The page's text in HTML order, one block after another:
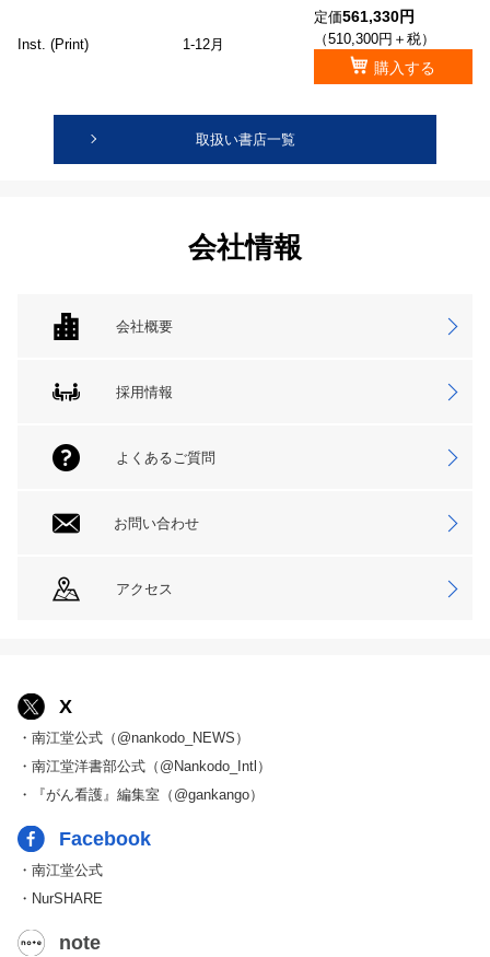
Inst. (Print) 1-12月
定価561,330円
（510,300円＋税）
購入する
取扱い書店一覧
会社情報
会社概要
採用情報
よくあるご質問
お問い合わせ
アクセス
X
・南江堂公式（@nankodo_NEWS）
・南江堂洋書部公式（@Nankodo_Intl）
・『がん看護』編集室（@gankango）
Facebook
・南江堂公式
・NurSHARE
note